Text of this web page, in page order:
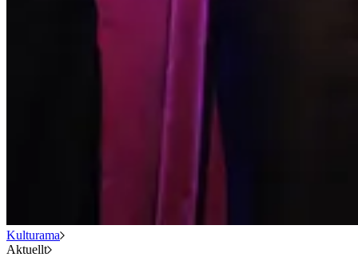
Kulturama
Aktuellt